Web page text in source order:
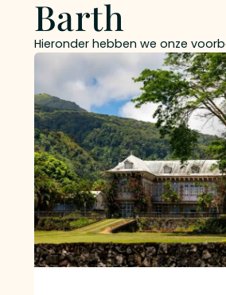
Barth
Hieronder hebben we onze